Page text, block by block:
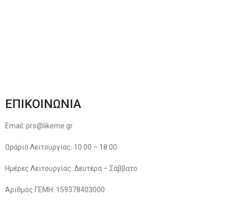
ΕΠΙΚΟΙΝΩΝΙΑ
Email: pro@likeme.gr
Ωράριο Λειτουργίας: 10:00 – 18:00
Ημέρες Λειτουργίας: Δευτέρα – Σάββατο
Αριθμός ΓΕΜΗ: 159378403000